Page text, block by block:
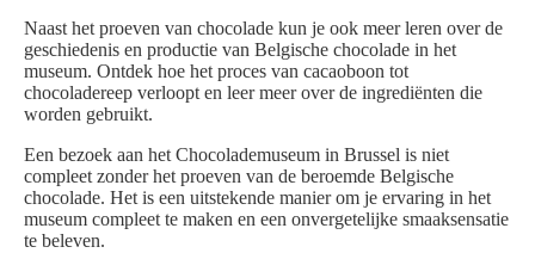
Naast het proeven van chocolade kun je ook meer leren over de
geschiedenis en productie van Belgische chocolade in het
museum. Ontdek hoe het proces van cacaoboon tot
chocoladereep verloopt en leer meer over de ingrediënten die
worden gebruikt.
Een bezoek aan het Chocolademuseum in Brussel is niet
compleet zonder het proeven van de beroemde Belgische
chocolade. Het is een uitstekende manier om je ervaring in het
museum compleet te maken en een onvergetelijke smaaksensatie
te beleven.